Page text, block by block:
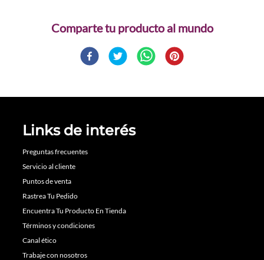
Comparte
Links de interés
Preguntas frecuentes
Servicio al cliente
Puntos de venta
Rastrea Tu Pedido
Encuentra Tu Producto En Tienda
Términos y condiciones
Canal ético
Trabaje con nosotros